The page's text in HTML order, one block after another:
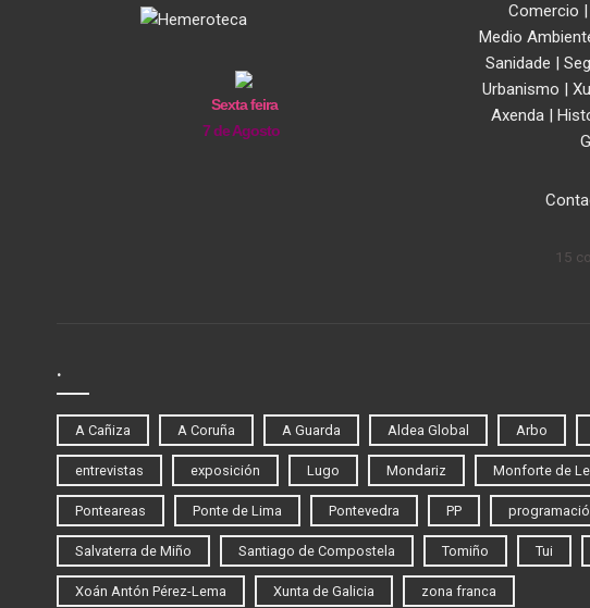
Sexta feira
7 de Agosto
Comercio |
Medio
Sanidade |
Urbanismo |
Axenda|
15
.
A Cañiza A Coruña A Guarda Aldea Global Arbo
entrevistas exposición Lugo Mondariz Monforte de
Ponteareas Ponte de Lima Pontevedra PP
Salvaterra de Miño Santiago de Compostela Tomiño Tui
Xoán Antón Pérez-Lema Xunta de Galicia zona franca